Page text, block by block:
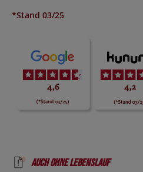
*Stand 03/25
Auch ohne Lebenslauf